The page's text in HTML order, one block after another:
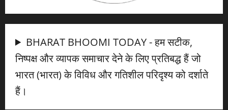
BHARAT BHOOMI TODAY - हम सटीक,
निष्पक्ष और व्यापक समाचार देने के लिए प्रतिबद्ध हैं जो
भारत (भारत) के विविध और गतिशील परिदृश्य को दर्शाते
हैं।